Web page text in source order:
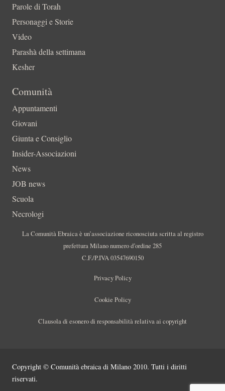
Parole di Torah
Personaggi e Storie
Video
Parashà della settimana
Kesher
Comunità
Appuntamenti
Giovani
Giunta e Consiglio
Insider-Associazioni
News
JOB news
Scuola
Necrologi
La Comunità Ebraica è un’associazione riconosciuta scritta al registro
prefettura Milano numero d’ordine 285
C.F./P.IVA 03547690150
Privacy Policy
Cookie Policy
Clausola di esonero di responsabilità relativa ai copyright
Copyright © Comunità ebraica di Milano 2010. Tutti i diritti
riservati.